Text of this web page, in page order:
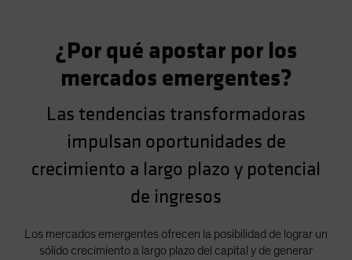
Spain
Taiwan - 台灣
United States (US Citizens)
US (Non-US Citizens/NRC)
¿Por qué apostar por los
mercados emergentes?
Las tendencias transformadoras
impulsan oportunidades de
crecimiento a largo plazo y potencial
de ingresos
Los mercados emergentes ofrecen la posibilidad de lograr un
sólido crecimiento a largo plazo del capital y de generar